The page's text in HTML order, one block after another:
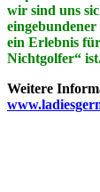
wir sind uns
ein Erlebnis
Nichtgolfer“
Weitere